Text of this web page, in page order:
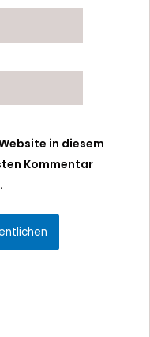
in diesem
Kommentar